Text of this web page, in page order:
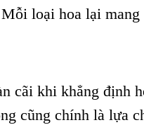
loại hoa lại
cãi khi khẳng định
cũng chính là lựa